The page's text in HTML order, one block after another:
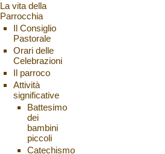
La vita della
Parrocchia
Il Consiglio
Pastorale
Orari delle
Celebrazioni
Il parroco
Attività
significative
Battesimo
dei
bambini
piccoli
Catechismo